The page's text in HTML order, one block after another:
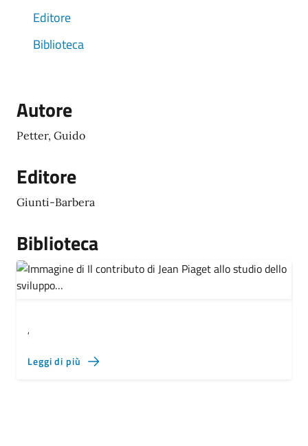
Editore
Biblioteca
Autore
Petter, Guido
Editore
Giunti-Barbera
Biblioteca
,
Leggi di più